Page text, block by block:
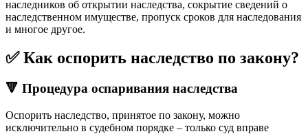
наследников об открытии наследства, сокрытие сведений о
наследственном имуществе, пропуск сроков для наследования
и многое другое.
✅ Как оспорить наследство по закону?
🔻 Процедура оспаривания наследства
Оспорить наследство, принятое по закону, можно
исключительно в судебном порядке – только суд вправе